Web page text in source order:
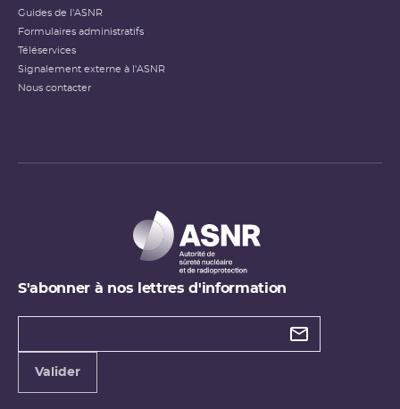
Guides de l'ASNR
Formulaires administratifs
Téléservices
Signalement externe à l'ASNR
Nous contacter
S'abonner à nos lettres d'information
Types de
Valider